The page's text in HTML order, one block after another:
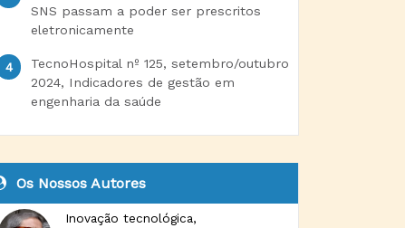
SNS passam a poder ser prescritos
eletronicamente
TecnoHospital nº 125, setembro/outubro
2024, Indicadores de gestão em
engenharia da saúde
Os Nossos Autores
Inovação tecnológica,